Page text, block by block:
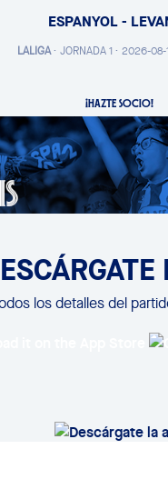
ESPANYOL -
LALIGA· JORNADA 1 · 2026-08-
¡HAZTE SOCIO!
los detalles del